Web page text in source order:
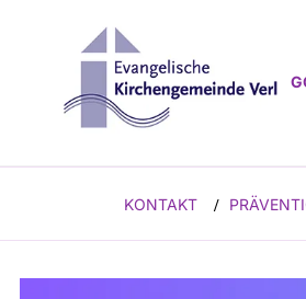
KONTAKT /